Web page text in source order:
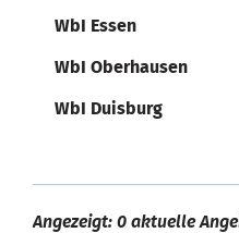
WbI Essen
WbI Oberhausen
WbI Duisburg
Angezeigt: 0 aktuelle